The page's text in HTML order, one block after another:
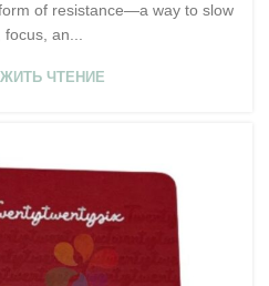
of resistance—a way to slow
an...
ЧТЕНИЕ